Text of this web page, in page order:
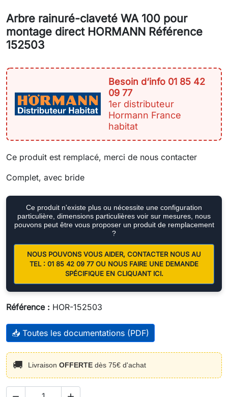
Arbre rainuré-claveté WA 100 pour
montage direct HORMANN Référence
152503
Besoin d‘info 01 85 42
09 77
1er distributeur
Hormann France
habitat
Ce produit est remplacé, merci de nous contacter
Complet, avec bride
Ce produit n'existe plus ou nécessite une configuration
particulière, dimensions particulières voir sur mesures, nous
pouvons peut être vous proposer un produit de remplacement
?
NOUS POUVONS VOUS AIDER, CONTACTER NOUS AU
TEL : 01 85 42 09 77 OU NOUS FAIRE UNE DEMANDE
SPÉCIFIQUE EN CLIQUANT ICI.
Référence : HOR-152503
📥 Toutes les documentations (PDF)
🚚 Livraison OFFERTE dès 75€ d'achat